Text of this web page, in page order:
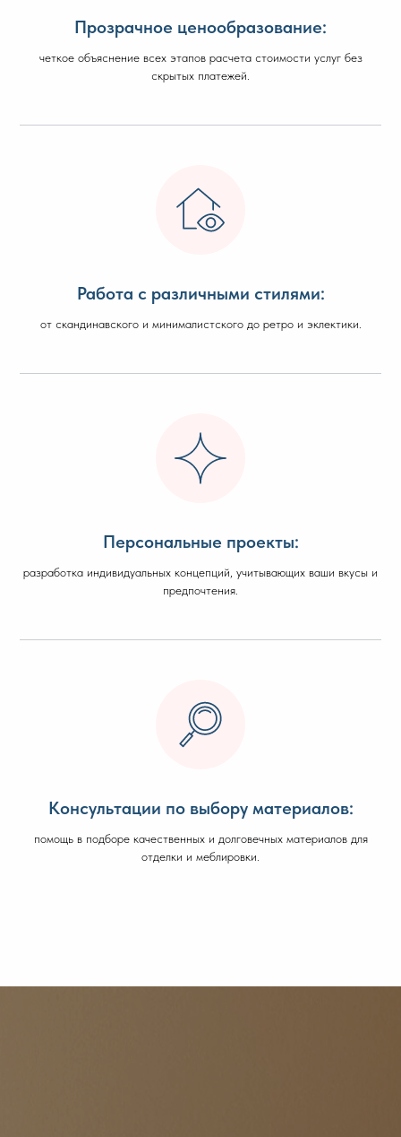
Прозрачное ценообразование:
четкое объяснение всех этапов расчета стоимости услуг без
скрытых платежей.
Работа с различными стилями:
от скандинавского и минималистского до ретро и эклектики.
Персональные проекты:
разработка индивидуальных концепций, учитывающих ваши вкусы и
предпочтения.
Консультации по выбору материалов:
помощь в подборе качественных и долговечных материалов для
отделки и меблировки.